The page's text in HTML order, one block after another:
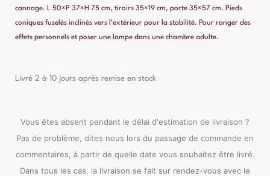
cannage. L 50×P 37×H 75 cm, tiroirs 35×19 cm, porte 35×57 cm. Pieds
coniques fuselés inclinés vers l’extérieur pour la stabilité. Pour ranger des
effets personnels et poser une lampe dans une chambre adulte.
Livré 2 à 10 jours après remise en stock
Vous êtes absent pendant le délai d'estimation de livraison ?
Pas de problème, dites nous lors du passage de commande en
commentaires, à partir de quelle date vous souhaitez être livré.
Dans tous les cas, la livraison se fait sur rendez-vous avec le